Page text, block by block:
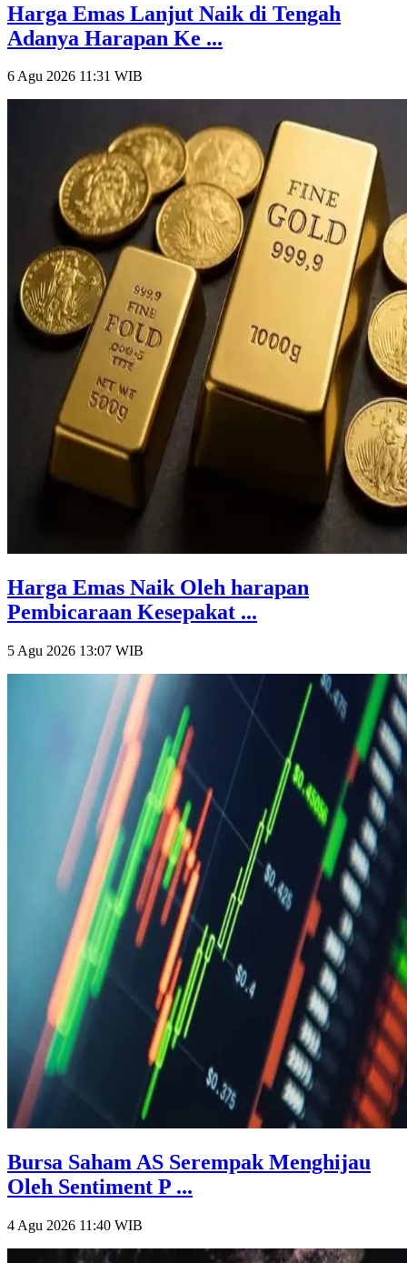
Harga Emas Lanjut Naik di Tengah
Adanya Harapan Ke ...
6 Agu 2026 11:31 WIB
Harga Emas Naik Oleh harapan
Pembicaraan Kesepakat ...
5 Agu 2026 13:07 WIB
Bursa Saham AS Serempak Menghijau
Oleh Sentiment P ...
4 Agu 2026 11:40 WIB